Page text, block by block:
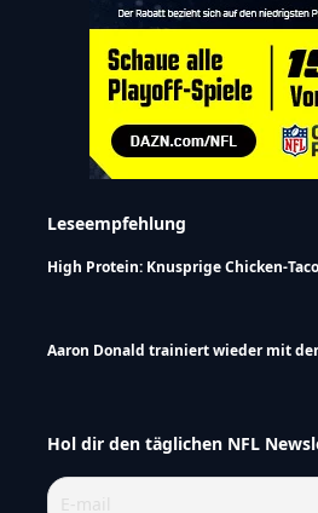
Leseempfehlung
High Protein: Knusprige Chicken-
Aaron Donald trainiert wieder mit
Hol dir den täglichen NFL